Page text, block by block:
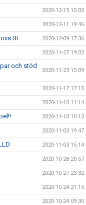
2020-12-15 15:05
2020-12-11 19:46
BI 2020-12-09 17:36
2020-11-27 19:02
och stöd
2020-11-23 15:09
2020-11-17 17:15
2020-11-10 11:14
2020-11-10 10:13
2020-11-03 19:47
2020-11-03 15:14
2020-10-28 20:57
2020-10-27 23:32
2020-10-24 21:15
2020-10-24 09:30